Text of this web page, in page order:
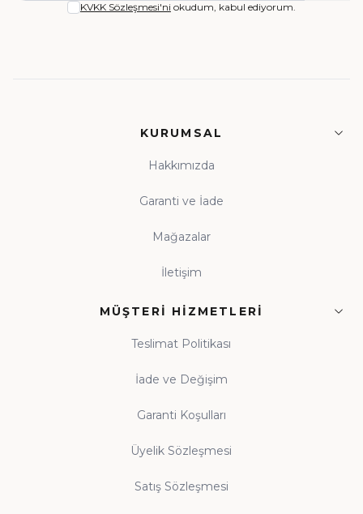
KVKK Sözleşmesi'ni okudum, kabul ediyorum.
KURUMSAL
Hakkımızda
Garanti ve İade
Mağazalar
İletişim
MÜŞTERI HIZMETLERI
Teslimat Politikası
İade ve Değişim
Garanti Koşulları
Üyelik Sözleşmesi
Satış Sözleşmesi